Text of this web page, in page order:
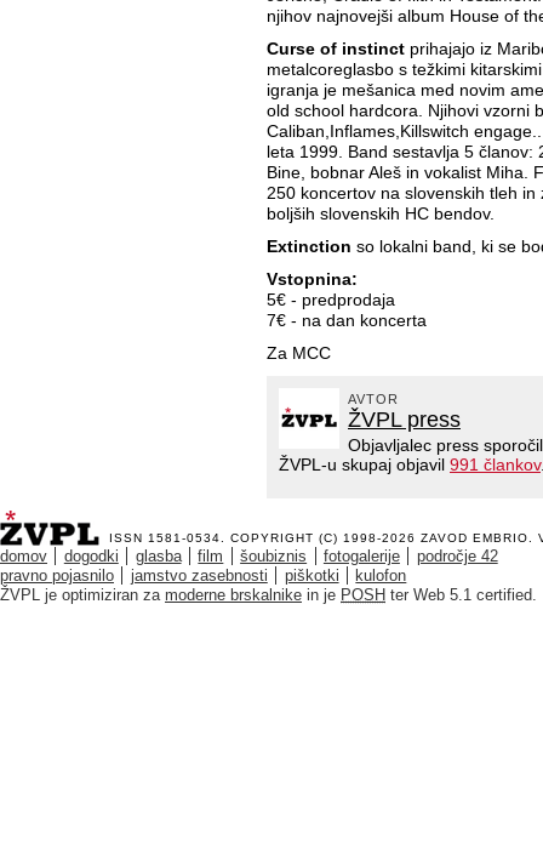
njihov najnovejši album House of
Curse of instinct prihajajo iz
metalcoreglasbo s težkimi
igranja je mešanica med novim
old school hardcora. Njihovi vzorni
Caliban,Inflames,Killswitch
leta 1999. Band sestavlja 5 članov:
Bine, bobnar Aleš in vokalist Miha.
250 koncertov na slovenskih tleh
boljših slovenskih HC bendov.
Extinction so lokalni band, ki se
Vstopnina:
5€ - predprodaja
7€ - na dan koncerta
Za MCC
AVTOR
ŽVPL press
Objavljalec press
ŽVPL-u skupaj objavil 991 člankov
ISSN 1581-0534. COPYRIGHT (C) 1998-2026 ZAVOD EMBRIO .
domov dogodki glasba film šoubiznis fotogalerije
področje 42
pravno pojasnilo
jamstvo zasebnosti piškotki
kulofon
ŽVPL je optimiziran za moderne brskalnike in je POSH ter Web 5.1 certified.